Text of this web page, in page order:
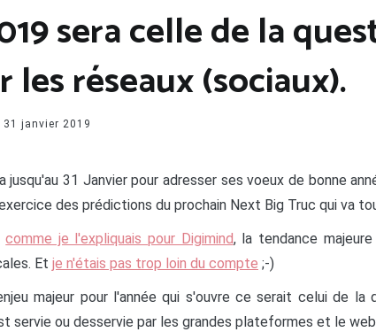
sera celle de la
les réseaux (sociaux).
31 janvier 2019
jusqu'au 31 Janvier pour adresser ses voeux de bonne
des prédictions du prochain Next Big Truc qui va
comme je l'expliquais pour Digimind, la tendance
Et je n'étais pas trop loin du compte ;-)
majeur pour l'année qui s'ouvre ce serait celui de la
servie ou desservie par les grandes plateformes et le